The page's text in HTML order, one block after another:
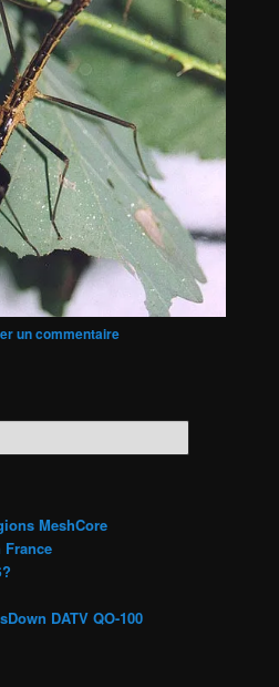
un commentaire
MeshCore
France
DATV QO-100